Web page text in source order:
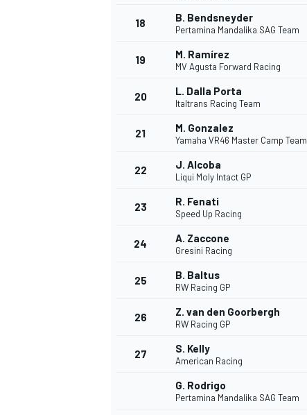
ENDURANCE/GT
18 B. Bendsneyder
Pertamina Mandalika SAG Team
19 M. Ramírez
MV Agusta Forward Racing
20 L. Dalla Porta
Italtrans Racing Team
21 M. Gonzalez
Yamaha VR46 Master Camp Team
22 J. Alcoba
Liqui Moly Intact GP
23 R. Fenati
Speed Up Racing
24 A. Zaccone
Gresini Racing
25 B. Baltus
RW Racing GP
26 Z. van den Goorbergh
RW Racing GP
27 S. Kelly
American Racing
G. Rodrigo
Pertamina Mandalika SAG Team